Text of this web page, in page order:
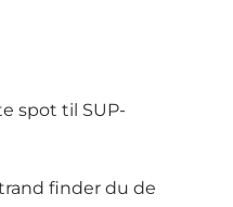
spot til SUP-
finder du de